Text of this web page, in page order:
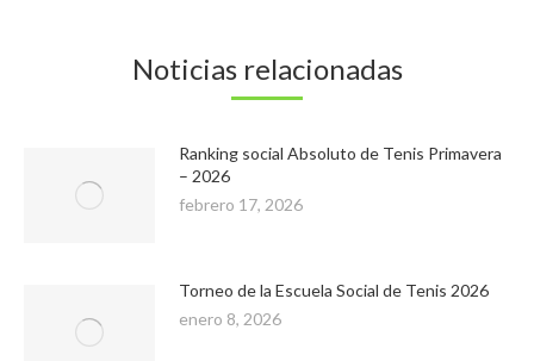
Noticias relacionadas
Ranking social Absoluto de Tenis Primavera
– 2026
febrero 17, 2026
Torneo de la Escuela Social de Tenis 2026
enero 8, 2026